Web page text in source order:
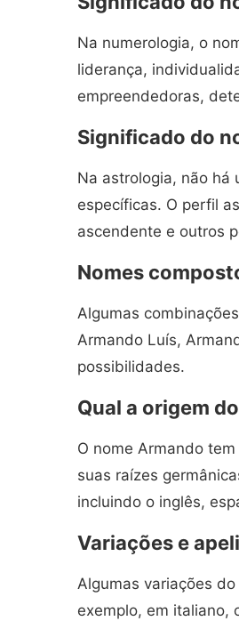
Na numerologia, o
liderança,
empreendedoras,
Significado do
Na astrologia, não há
específicas. O perfil
ascendente e outros
Nomes
Algumas
Armando Luís,
possibilidades.
Qual a origem
O nome Armando
suas raízes
incluindo o inglês,
Variações e
Algumas variações
exemplo, em italiano,